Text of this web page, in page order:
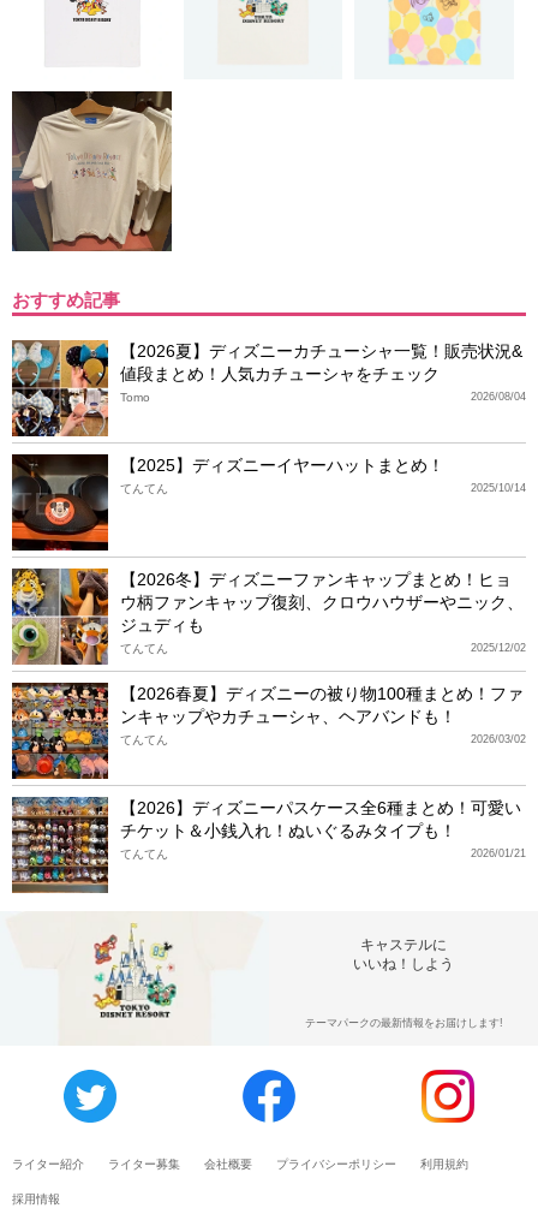
おすすめ記事
【2026夏】ディズニーカチューシャ一覧！販売状況&
値段まとめ！人気カチューシャをチェック
2026/08/04
Tomo
【2025】ディズニーイヤーハットまとめ！
2025/10/14
てんてん
【2026冬】ディズニーファンキャップまとめ！ヒョ
ウ柄ファンキャップ復刻、クロウハウザーやニック、
ジュディも
2025/12/02
てんてん
【2026春夏】ディズニーの被り物100種まとめ！ファ
ンキャップやカチューシャ、ヘアバンドも！
2026/03/02
てんてん
【2026】ディズニーパスケース全6種まとめ！可愛い
チケット＆小銭入れ！ぬいぐるみタイプも！
2026/01/21
てんてん
キャステルに
いいね！しよう
テーマパークの最新情報をお届けします!
ライター紹介 ライター募集 会社概要 プライバシーポリシー 利用規約
採用情報